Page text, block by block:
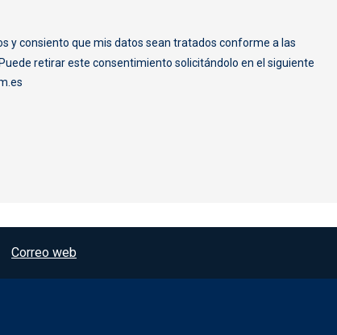
y consiento que mis datos sean tratados conforme a las
retirar este consentimiento solicitándolo en el siguiente
Correo web